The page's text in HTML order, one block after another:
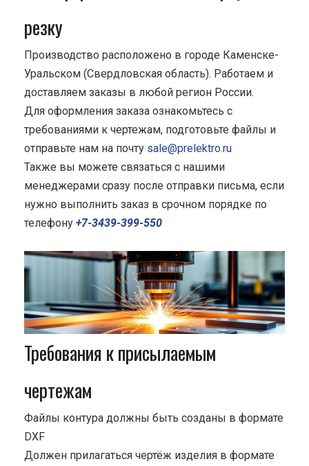
резку
Производство расположено в городе Каменске-
Уральском (Свердловская область). Работаем и
доставляем заказы в любой регион России.
Для оформления заказа ознакомьтесь с
требованиями к чертежам, подготовьте файлы и
отправьте нам на почту sale@prelektro.ru
Также вы можете связаться с нашими
менеджерами сразу после отправки письма, если
нужно выполнить заказ в срочном порядке по
телефону +7-3439-399-550
Требования к присылаемым
чертежам
Файлы контура должны быть созданы в формате
DXF
Должен прилагаться чертёж изделия в формате